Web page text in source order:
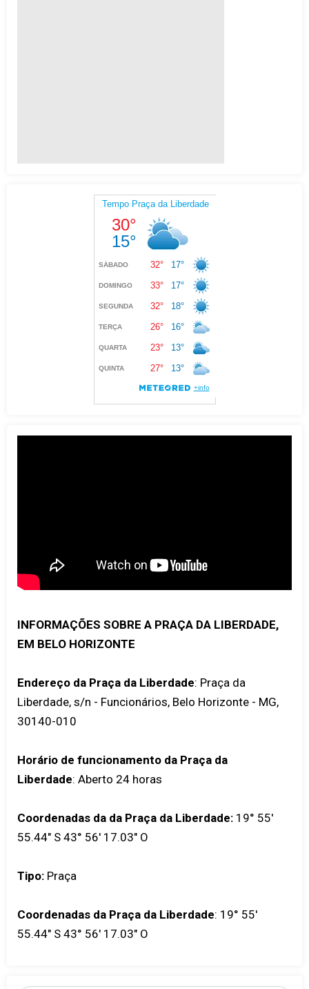
INFORMAÇÕES SOBRE A PRAÇA DA LIBERDADE,
EM BELO HORIZONTE
Endereço da Praça da Liberdade: Praça da
Liberdade, s/n - Funcionários, Belo Horizonte - MG,
30140-010
Horário de funcionamento da Praça da
Liberdade: Aberto 24 horas
Coordenadas da da Praça da Liberdade: 19° 55'
55.44" S 43° 56' 17.03" O
Tipo: Praça
Coordenadas da Praça da Liberdade: 19° 55'
55.44" S 43° 56' 17.03" O